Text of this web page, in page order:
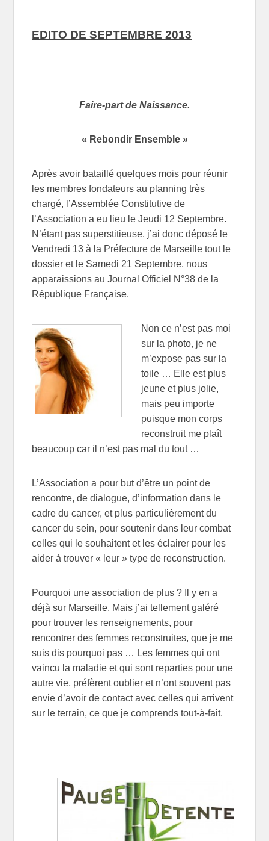
EDITO DE SEPTEMBRE 2013
Faire-part de Naissance.
« Rebondir Ensemble »
Après avoir bataillé quelques mois pour réunir
les membres fondateurs au planning très
chargé, l’Assemblée Constitutive de
l’Association a eu lieu le Jeudi 12 Septembre.
N’étant pas superstitieuse, j’ai donc déposé le
Vendredi 13 à la Préfecture de Marseille tout le
dossier et le Samedi 21 Septembre, nous
apparaissions au Journal Officiel N°38 de la
République Française.
Non ce n’est pas moi
sur la photo, je ne
m’expose pas sur la
toile … Elle est plus
jeune et plus jolie,
mais peu importe
puisque mon corps
reconstruit me plaît
beaucoup car il n’est pas mal du tout …
L’Association a pour but d’être un point de
rencontre, de dialogue, d’information dans le
cadre du cancer, et plus particulièrement du
cancer du sein, pour soutenir dans leur combat
celles qui le souhaitent et les éclairer pour les
aider à trouver « leur » type de reconstruction.
Pourquoi une association de plus ? Il y en a
déjà sur Marseille. Mais j’ai tellement galéré
pour trouver les renseignements, pour
rencontrer des femmes reconstruites, que je me
suis dis pourquoi pas … Les femmes qui ont
vaincu la maladie et qui sont reparties pour une
autre vie, préfèrent oublier et n’ont souvent pas
envie d’avoir de contact avec celles qui arrivent
sur le terrain, ce que je comprends tout-à-fait.